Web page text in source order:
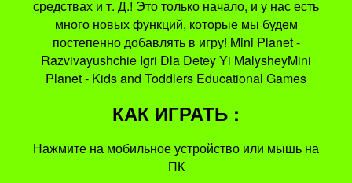
средствах и т. Д.! Это только начало, и у нас есть
много новых функций, которые мы будем
постепенно добавлять в игру! Mini Planet -
Razvivayushchie Igri Dla Detey Yi MalysheyMini
Planet - Kids and Toddlers Educational Games
КАК ИГРАТЬ :
Нажмите на мобильное устройство или мышь на
ПК